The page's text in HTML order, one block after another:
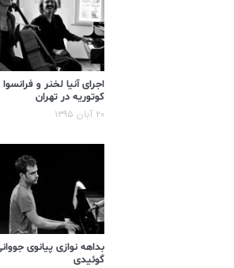
اجرای آنیا لخنر و فرانسوا
کوتوریه در تهران
۲۰ آبان ۱۳۹۵
بداهه نوازی پیانوی
گوئیدی